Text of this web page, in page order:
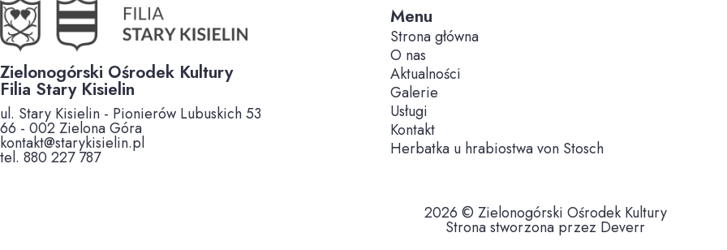
Zielonogórski Ośrodek Kultury
Filia Stary Kisielin
ul. Stary Kisielin - Pionierów Lubuskich 53
66 - 002 Zielona Góra
kontakt@starykisielin.pl
tel. 880 227 787
Menu
Strona główna
O nas
Aktualności
Galerie
Usługi
Kontakt
Herbatka u hrabiostwa von Stosch
2026 © Zielonogórski Ośrodek Kultury
Strona stworzona przez Deverr